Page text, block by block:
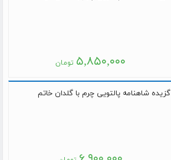
۵,۸۵۰,۰۰۰ تومان
گزیده شاهنامه پالتویی چرم با گلدان خاتم